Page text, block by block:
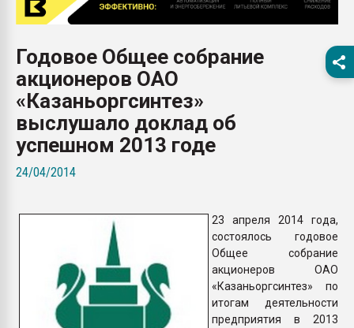
28.07.2026
первый план в
28.07.2026
ситуацией на
Годовое Общее собрание
акционеров ОАО
«Казаньоргсинтез»
выслушало доклад об
успешном 2013 годе
24/04/2014
23 апреля 2014 года,
состоялось годовое
Общее собрание
акционеров ОАО
«Казаньоргсинтез» по
итогам деятельности
предприятия в 2013